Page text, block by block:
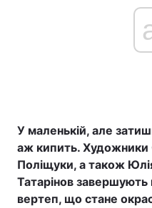
У маленькій, але
аж кипить. Художники
Поліщуки, а також
Татарінов
вертеп, що стане